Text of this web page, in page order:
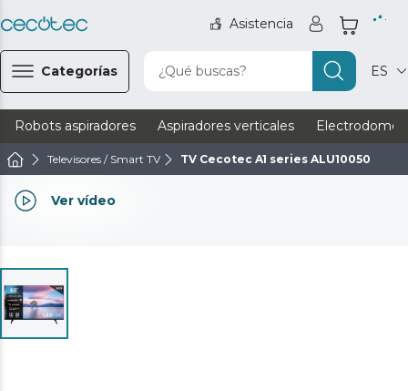
Asistencia
Categorías ¿Qué buscas? ES
Robots aspiradores Aspiradores verticales
Televisores / Smart TV TV Cecotec A1 series ALU10050
Ver vídeo